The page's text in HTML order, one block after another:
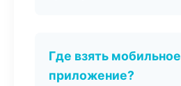
Где взять мобильное
приложение?